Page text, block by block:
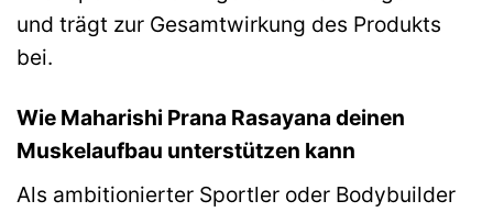
und trägt zur Gesamtwirkung des Produkts
bei.
Wie Maharishi Prana Rasayana deinen
Muskelaufbau unterstützen kann
Als ambitionierter Sportler oder Bodybuilder